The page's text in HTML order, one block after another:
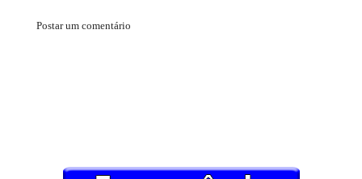
Postar um comentário